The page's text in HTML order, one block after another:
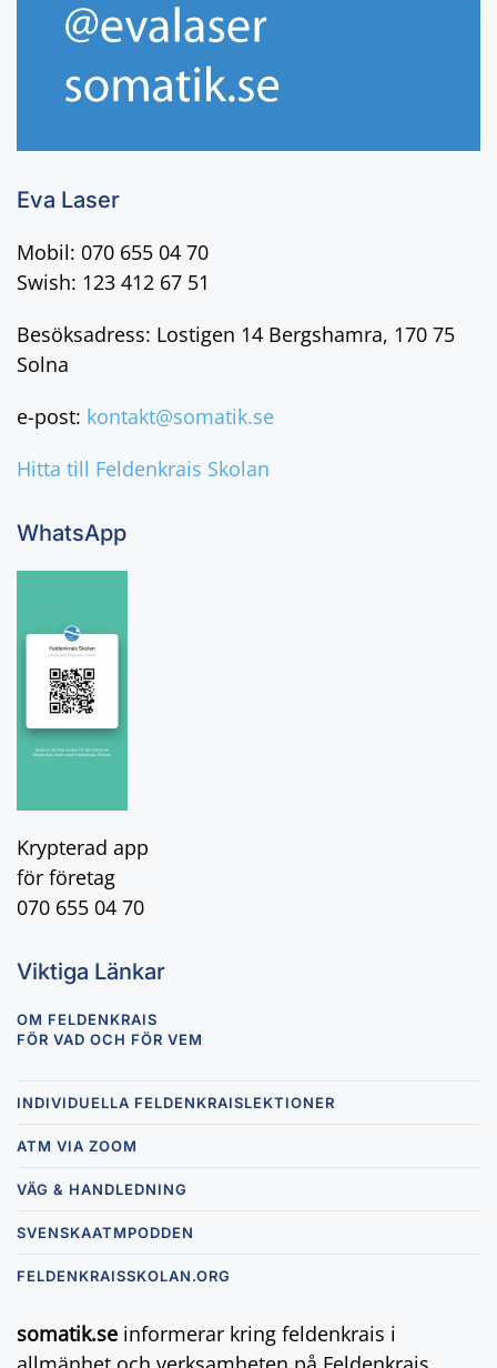
Eva Laser
Mobil: 070 655 04 70
Swish: 123 412 67 51
Besöksadress: Lostigen 14 Bergshamra, 170 75
Solna
e-post: kontakt@somatik.se
Hitta till Feldenkrais Skolan
WhatsApp
Krypterad app
för företag
070 655 04 70
Viktiga Länkar
OM FELDENKRAIS
FÖR VAD OCH FÖR VEM
INDIVIDUELLA FELDENKRAISLEKTIONER
ATM VIA ZOOM
VÄG & HANDLEDNING
SVENSKAATMPODDEN
FELDENKRAISSKOLAN.ORG
somatik.se informerar kring feldenkrais i